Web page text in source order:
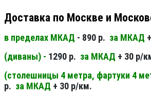
Доставка по Москве и
в пределах МКАД - 890 р. за МКАД
(диваны) - 1290 р. за МКАД + 30 р/
(столешницы 4 метра, фартуки 4
р. за МКАД + 30 р/км.